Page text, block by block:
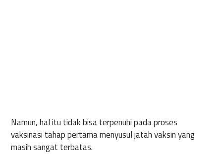
Namun, hal itu tidak bisa terpenuhi pada proses
vaksinasi tahap pertama menyusul jatah vaksin yang
masih sangat terbatas.